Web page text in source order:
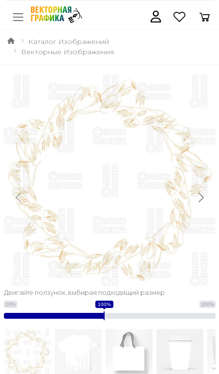
Каталог Изображений
Векторные Изображения
Двигайте ползунок, выбирая подходящий размер
10% 200%
100%